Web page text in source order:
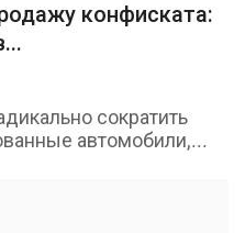
конфиската:
сократить
автомобили,...